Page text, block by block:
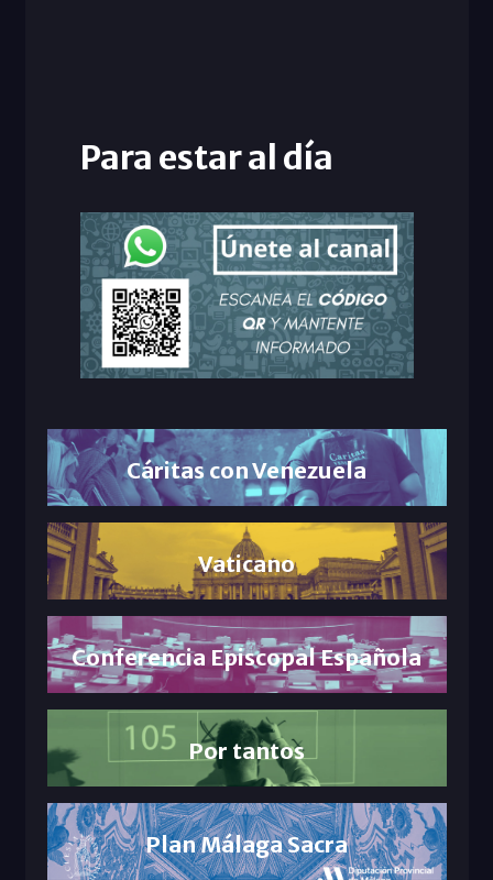
Para estar al día
Cáritas con Venezuela
Vaticano
Conferencia Episcopal Española
Por tantos
Plan Málaga Sacra